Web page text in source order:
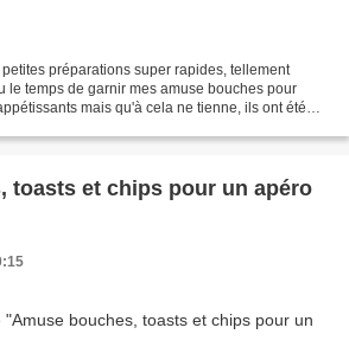
préparations super rapides, tellement
le temps de garnir mes amuse bouches pour
mais qu'à cela ne tienne, ils ont été
toasts et chips pour un apéro